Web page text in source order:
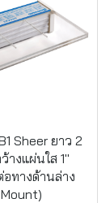
Sheer ยาว 2
างแผ่นใส 1"
อทางด้านล่าง